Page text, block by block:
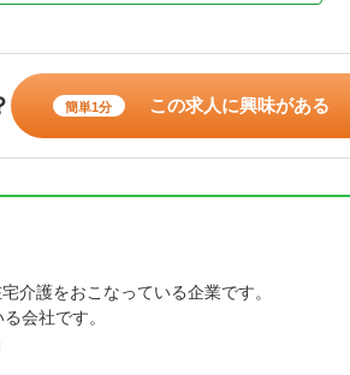
簡単1分 この求人に興味がある
介護をおこなっている企業です。
会社です。